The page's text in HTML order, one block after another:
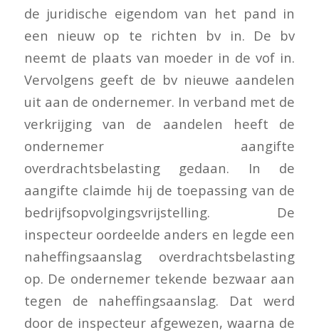
de juridische eigendom van het pand in
een nieuw op te richten bv in. De bv
neemt de plaats van moeder in de vof in.
Vervolgens geeft de bv nieuwe aandelen
uit aan de ondernemer. In verband met de
verkrijging van de aandelen heeft de
ondernemer aangifte
overdrachtsbelasting gedaan. In de
aangifte claimde hij de toepassing van de
bedrijfsopvolgingsvrijstelling. De
inspecteur oordeelde anders en legde een
naheffingsaanslag overdrachtsbelasting
op. De ondernemer tekende bezwaar aan
tegen de naheffingsaanslag. Dat werd
door de inspecteur afgewezen, waarna de